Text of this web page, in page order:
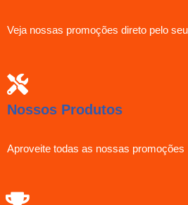
Veja nossas promoções direto pelo
Nossos Produtos
Aproveite todas as nossas promoções